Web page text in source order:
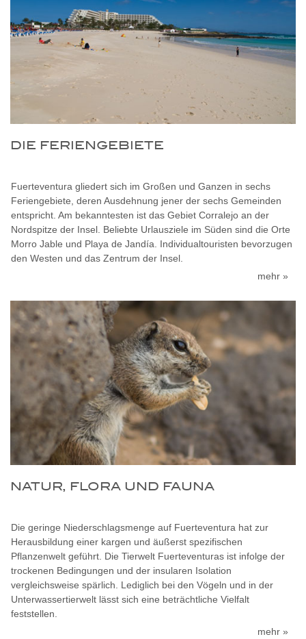
DIE FERIENGEBIETE
Fuerteventura gliedert sich im Großen und Ganzen in sechs
Feriengebiete, deren Ausdehnung jener der sechs Gemeinden
entspricht. Am bekanntesten ist das Gebiet Corralejo an der
Nordspitze der Insel. Beliebte Urlausziele im Süden sind die Orte
Morro Jable und Playa de Jandía. Individualtouristen bevorzugen
den Westen und das Zentrum der Insel.
mehr »
NATUR, FLORA UND FAUNA
Die geringe Niederschlagsmenge auf Fuerteventura hat zur
Herausbildung einer kargen und äußerst spezifischen
Pflanzenwelt geführt. Die Tierwelt Fuerteventuras ist infolge der
trockenen Bedingungen und der insularen Isolation
vergleichsweise spärlich. Lediglich bei den Vögeln und in der
Unterwassertierwelt lässt sich eine beträchtliche Vielfalt
feststellen.
mehr »